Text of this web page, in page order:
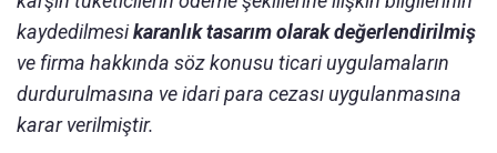
kaydedilmesikaranlık tasarım olarak değerlendirilmiş
ve firma hakkında söz konusu ticari uygulamaların
durdurulmasına ve idari para cezası uygulanmasına
karar verilmiştir.